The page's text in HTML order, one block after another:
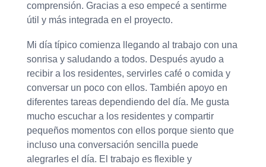
comprensión. Gracias a eso empecé a sentirme
útil y más integrada en el proyecto.
Mi día típico comienza llegando al trabajo con una
sonrisa y saludando a todos. Después ayudo a
recibir a los residentes, servirles café o comida y
conversar un poco con ellos. También apoyo en
diferentes tareas dependiendo del día. Me gusta
mucho escuchar a los residentes y compartir
pequeños momentos con ellos porque siento que
incluso una conversación sencilla puede
alegrarles el día. El trabajo es flexible y